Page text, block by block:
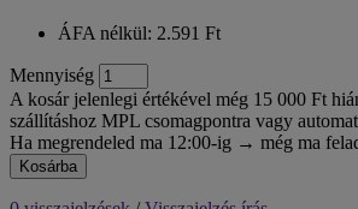
ÁFA nélkül: 2.591 Ft
Mennyiség
A kosár jelenlegi értékével még 15 000 Ft
szállításhoz MPL csomagpontra vagy
Ha megrendeled ma 12:00-ig → még ma
Kosárba